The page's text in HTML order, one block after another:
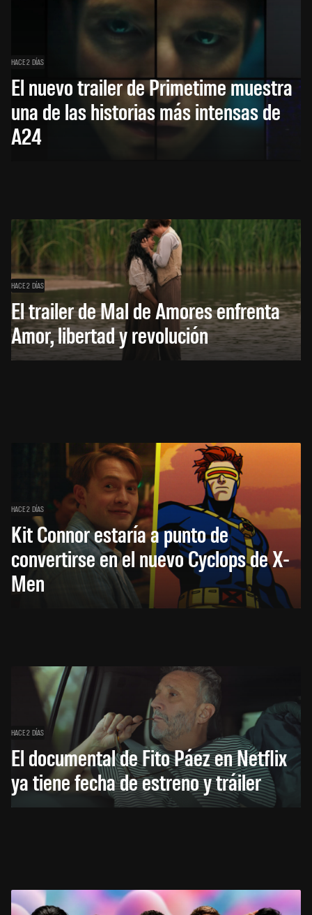
HACE 2 DÍAS
El nuevo trailer de Primetime muestra
una de las historias más intensas de
A24
HACE 2 DÍAS
El trailer de Mal de Amores enfrenta
Amor, libertad y revolución
HACE 2 DÍAS
Kit Connor estaría a punto de
convertirse en el nuevo Cyclops de X-
Men
HACE 2 DÍAS
El documental de Fito Páez en Netflix
ya tiene fecha de estreno y tráiler